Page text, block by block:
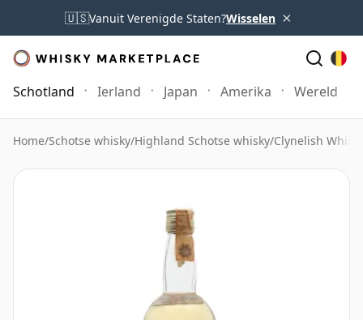
🇺🇸Vanuit Verenigde Staten?Wisselen ×
Schotland Ierland Japan Amerika Wereld
Home/Schotse whisky/Highland Schotse whisky/Clynelish